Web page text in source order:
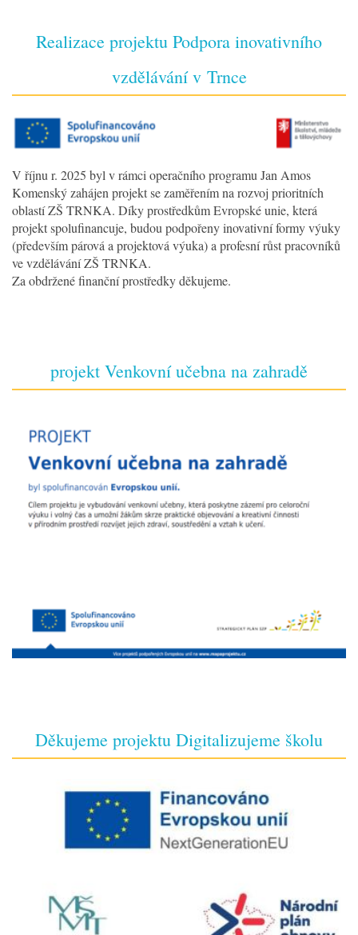
Realizace projektu Podpora inovativního
vzdělávání v Trnce
V říjnu r. 2025 byl v rámci operačního programu Jan Amos
Komenský zahájen projekt se zaměřením na rozvoj prioritních
oblastí ZŠ TRNKA. Díky prostředkům Evropské unie, která
projekt spolufinancuje, budou podpořeny inovativní formy výuky
(především párová a projektová výuka) a profesní růst pracovníků
ve vzdělávání ZŠ TRNKA.
Za obdržené finanční prostředky děkujeme.
projekt Venkovní učebna na zahradě
Děkujeme projektu Digitalizujeme školu